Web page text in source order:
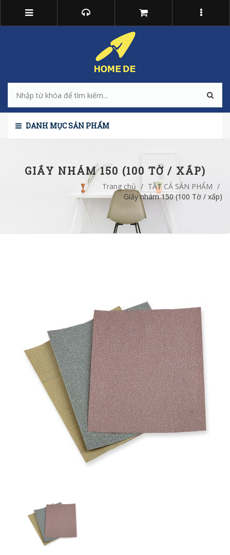
DANH MỤC SẢN PHẨM
GIẤY NHÁM 150 (100 TỜ / XẤP)
Trang chủ / TẤT CẢ SẢN PHẨM /
Giấy nhám 150 (100 Tờ / xấp)